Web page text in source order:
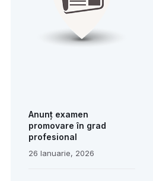
Anunț examen
promovare în grad
profesional
26 Ianuarie, 2026